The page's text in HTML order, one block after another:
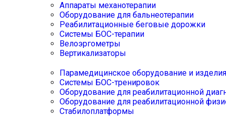
Аппараты механотерапии
Оборудование для бальнеотерапии
Реабилитационные беговые дорожки
Системы БОС-терапии
Велоэргометры
Вертикализаторы
Парамедицинское оборудование и изделия
Системы БОС-тренировок
Оборудование для реабилитационной
Оборудование для реабилитационной
Стабилоплатформы